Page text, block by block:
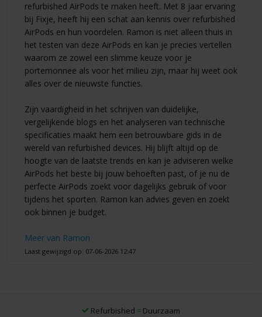
refurbished AirPods te maken heeft. Met 8 jaar ervaring
bij Fixje, heeft hij een schat aan kennis over refurbished
AirPods en hun voordelen. Ramon is niet alleen thuis in
het testen van deze AirPods en kan je precies vertellen
waarom ze zowel een slimme keuze voor je
portemonnee als voor het milieu zijn, maar hij weet ook
alles over de nieuwste functies.
Zijn vaardigheid in het schrijven van duidelijke,
vergelijkende blogs en het analyseren van technische
specificaties maakt hem een betrouwbare gids in de
wereld van refurbished devices. Hij blijft altijd op de
hoogte van de laatste trends en kan je adviseren welke
AirPods het beste bij jouw behoeften past, of je nu de
perfecte AirPods zoekt voor dagelijks gebruik of voor
tijdens het sporten. Ramon kan advies geven en zoekt
ook binnen je budget.
Meer van Ramon
Laast gewijzigd op: 07-06-2026 12:47
Refurbished = Duurzaam